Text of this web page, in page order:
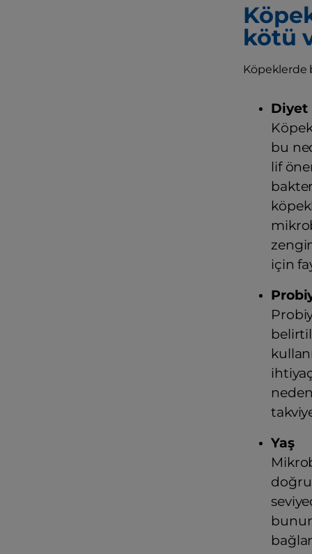
kötü
Köpeklerde
Diyet
bu
lif
için
Yaş